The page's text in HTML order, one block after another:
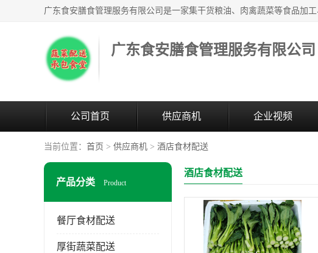
广东食安膳食管理服务有限公司
公司首页 供应商机 企业视频
当前位置： 首页 > 供应商机 > 酒店食材配送
产品分类 Product
餐厅食材配送
厚街蔬菜配送
酒店食材配送